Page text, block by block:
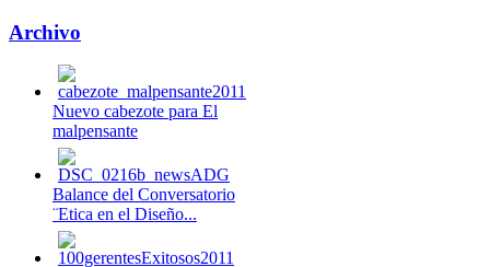
Archivo
Nuevo cabezote para El
malpensante
Balance del Conversatorio
¨Etica en el Diseño...